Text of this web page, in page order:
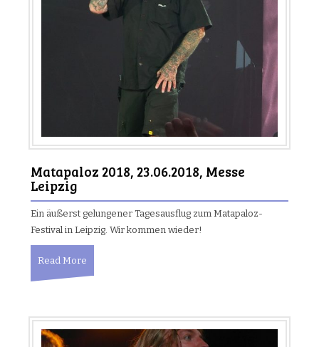
Matapaloz 2018, 23.06.2018, Messe
Leipzig
Ein äußerst gelungener Tagesausflug zum Matapaloz-
Festival in Leipzig. Wir kommen wieder!
Read More